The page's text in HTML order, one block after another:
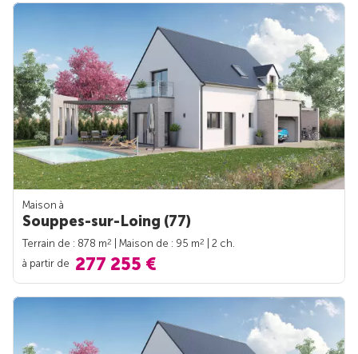
Maison à
Souppes-sur-Loing (77)
Terrain de : 878 m2 | Maison de : 95 m2
| 2 ch.
à partir de 277 255 €